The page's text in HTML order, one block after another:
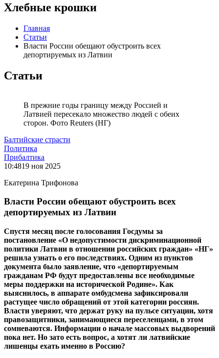
Хлебные крошки
Главная
Статьи
Власти России обещают обустроить всех
депортируемых из Латвии
Статьи
В прежние годы границу между Россией и
Латвией пересекало множество людей с обеих
сторон. Фото Reuters (НГ)
Балтийские страсти
Политика
Прибалтика
10:4819 ноя 2025
Екатерина Трифонова
Власти России обещают обустроить всех
депортируемых из Латвии
Спустя месяц после голосования Госдумы за
постановление «О недопустимости дискриминационной
политики Латвии в отношении российских граждан» «НГ»
решила узнать о его последствиях. Одним из пунктов
документа было заявление, что «депортируемым
гражданам РФ будут предоставлены все необходимые
меры поддержки на исторической Родине». Как
выяснилось, в аппарате омбудсмена зафиксировали
растущее число обращений от этой категории россиян.
Власти уверяют, что держат руку на пульсе ситуации, хотя
правозащитники, занимающиеся переселенцами, в этом
сомневаются. Информации о начале массовых выдворений
пока нет. Но зато есть вопрос, а хотят ли латвийские
лишенцы ехать именно в Россию?